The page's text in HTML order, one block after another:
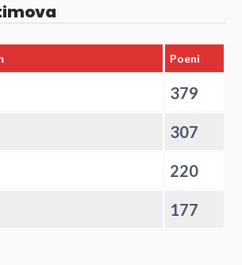
Poeni
379
307
220
177